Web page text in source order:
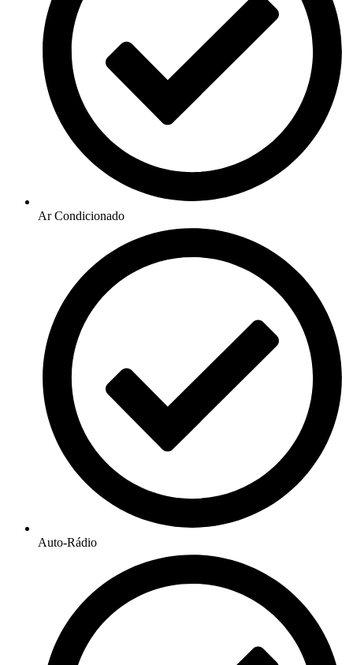
Ar Condicionado
Auto-Rádio